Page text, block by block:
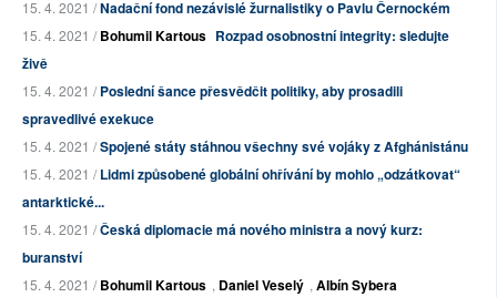
15. 4. 2021 /Nadační fond nezávislé žurnalistiky o Pavlu Černockém
15. 4. 2021 /Bohumil Kartous Rozpad osobnostní integrity: sledujte
živě
15. 4. 2021 /Poslední šance přesvědčit politiky, aby prosadili
spravedlivé exekuce
15. 4. 2021 /Spojené státy stáhnou všechny své vojáky z Afghánistánu
15. 4. 2021 /Lidmi způsobené globální ohřívání by mohlo „odzátkovat“
antarktické...
15. 4. 2021 /Česká diplomacie má nového ministra a nový kurz:
buranství
15. 4. 2021 /Bohumil Kartous , Daniel Veselý , Albín Sybera